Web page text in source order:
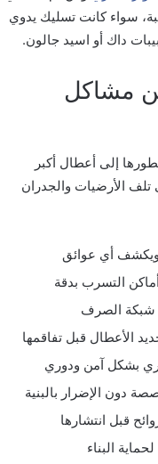
سواء كانت تسليك يدوي
داك أو اسيد جالون.
مشاكل
إلى أعطال أكبر
تلف الأرضيات والجدران
ويكشف أي عوائق
التسرب بدقة
شبكة الصرف
الأعطال قبل تفاقمها
بشكل آمن ودوري
دون الإضرار بالبنية
قبل انتشارها
البناء